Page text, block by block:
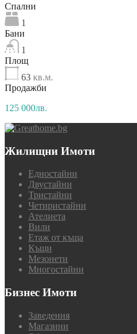
Спални
1
Бани
1
Площ
63 кв.м.
Продажби
125 000лв.
Жилищни Имоти
Едностайни
Двустайни
Тристайни
Четиристайни
Ателиета
Вили
Етаж от къща
Къщи
Мезонети
Многостайни
Бизнес Имоти
Заведения
Магазини